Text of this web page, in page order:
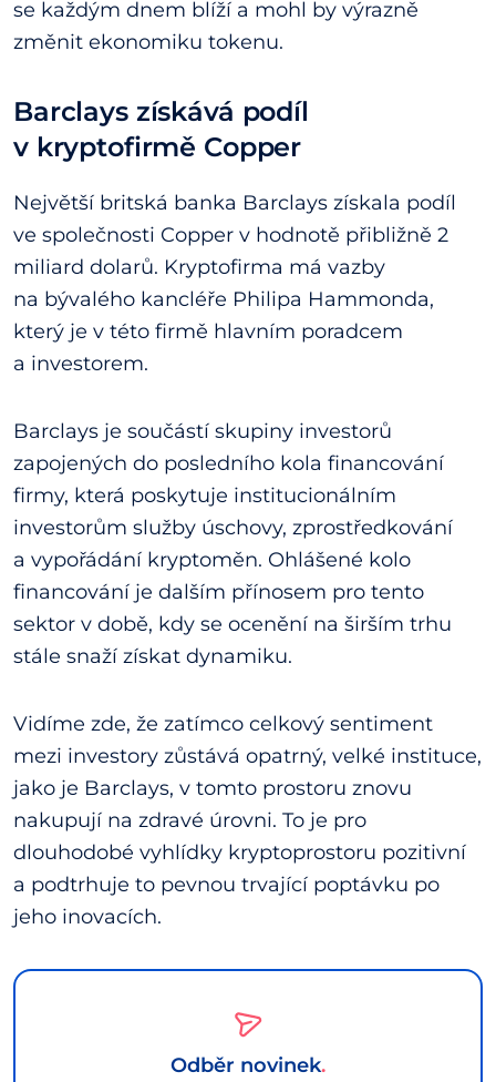
se každým dnem blíží a mohl by výrazně
změnit ekonomiku tokenu.
Barclays získává podíl
v kryptofirmě Copper
Největší britská banka Barclays získala podíl
ve společnosti Copper v hodnotě přibližně 2
miliard dolarů. Kryptofirma má vazby
na bývalého kancléře Philipa Hammonda,
který je v této firmě hlavním poradcem
a investorem.
Barclays je součástí skupiny investorů
zapojených do posledního kola financování
firmy, která poskytuje institucionálním
investorům služby úschovy, zprostředkování
a vypořádání kryptoměn. Ohlášené kolo
financování je dalším přínosem pro tento
sektor v době, kdy se ocenění na širším trhu
stále snaží získat dynamiku.
Vidíme zde, že zatímco celkový sentiment
mezi investory zůstává opatrný, velké instituce,
jako je Barclays, v tomto prostoru znovu
nakupují na zdravé úrovni. To je pro
dlouhodobé vyhlídky kryptoprostoru pozitivní
a podtrhuje to pevnou trvající poptávku po
jeho inovacích.
Odběr novinek